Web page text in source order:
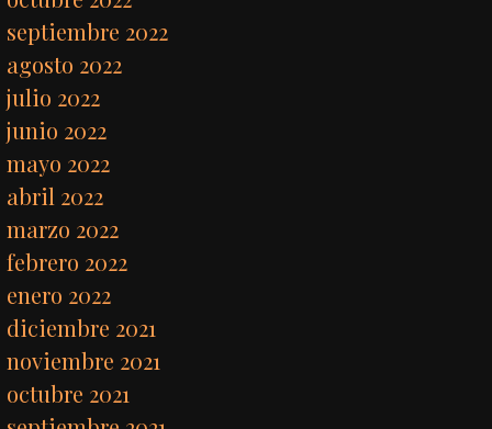
septiembre 2022
agosto 2022
julio 2022
junio 2022
mayo 2022
abril 2022
marzo 2022
febrero 2022
enero 2022
diciembre 2021
noviembre 2021
octubre 2021